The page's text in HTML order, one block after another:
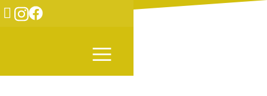
Tanz CocoonDance Company
Fr 02. Oktober 2026, 20 Uhr